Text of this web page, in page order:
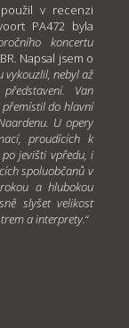
v recenzi
PA472 byla
koncertu
Napsal jsem o
vykouzlil, nebyl až
Van
do hlavní
U opery
proudících k
jevišti vpředu, i
spoluobčanů v
a hlubokou
slyšet velikost
a interprety.“